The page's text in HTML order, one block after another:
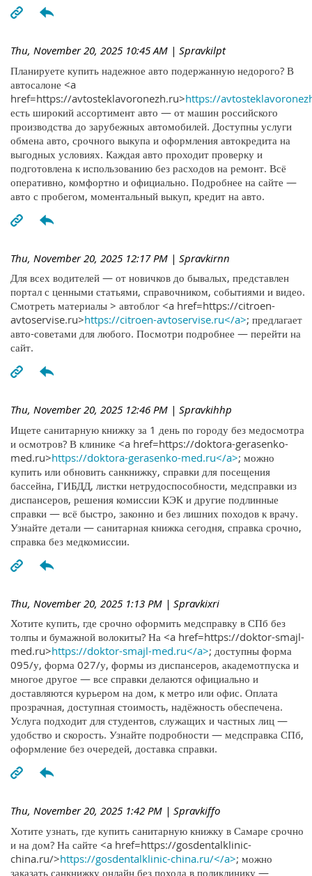
Thu, November 20, 2025 10:45 AM | Spravkilpt
Планируете купить надежное авто подержанную недорого? В
автосалоне <a
href=https://avtosteklavoronezh.ru>https://
есть широкий ассортимент авто — от машин российского
производства до зарубежных автомобилей. Доступны услуги
обмена авто, срочного выкупа и оформления автокредита на
выгодных условиях. Каждая авто проходит проверку и
подготовлена к использованию без расходов на ремонт. Всё
оперативно, комфортно и официально. Подробнее на сайте —
авто с пробегом, моментальный выкуп, кредит на авто.
Thu, November 20, 2025 12:17 PM | Spravkirnn
Для всех водителей — от новичков до бывалых, представлен
портал с ценными статьями, справочником, событиями и видео.
Смотреть материалы > автоблог <a href=https://citroen-
avtoservise.ru>https://citroen-avtoservise.ru</a>; предлагает
авто-советами для любого. Посмотри подробнее — перейти на
сайт.
Thu, November 20, 2025 12:46 PM | Spravkihhp
Ищете санитарную книжку за 1 день по городу без медосмотра
и осмотров? В клинике <a href=https://doktora-gerasenko-
med.ru>https://doktora-gerasenko-med.ru</a>; можно
купить или обновить санкнижку, справки для посещения
бассейна, ГИБДД, листки нетрудоспособности, медсправки из
диспансеров, решения комиссии КЭК и другие подлинные
справки — всё быстро, законно и без лишних походов к врачу.
Узнайте детали — санитарная книжка сегодня, справка срочно,
справка без медкомиссии.
Thu, November 20, 2025 1:13 PM | Spravkixri
Хотите купить, где срочно оформить медсправку в СПб без
толпы и бумажной волокиты? На <a href=https://doktor-smajl-
med.ru>https://doktor-smajl-med.ru</a>; доступны форма
095/у, форма 027/у, формы из диспансеров, академотпуска и
многое другое — все справки делаются официально и
доставляются курьером на дом, к метро или офис. Оплата
прозрачная, доступная стоимость, надёжность обеспечена.
Услуга подходит для студентов, служащих и частных лиц —
удобство и скорость. Узнайте подробности — медсправка СПб,
оформление без очередей, доставка справки.
Thu, November 20, 2025 1:42 PM | Spravkiffo
Хотите узнать, где купить санитарную книжку в Самаре срочно
и на дом? На сайте <a href=https://gosdentalklinic-
china.ru/>https://gosdentalklinic-china.ru/</a>; можно
заказать санкнижку онлайн без похода в поликлинику —